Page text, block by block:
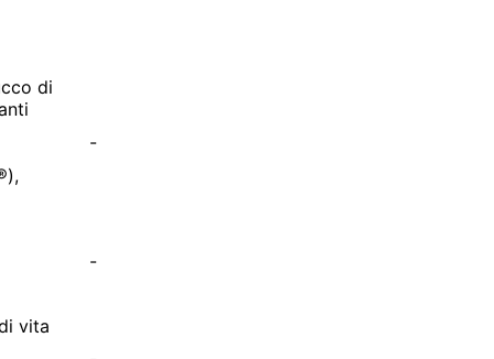
di
-
-
vita